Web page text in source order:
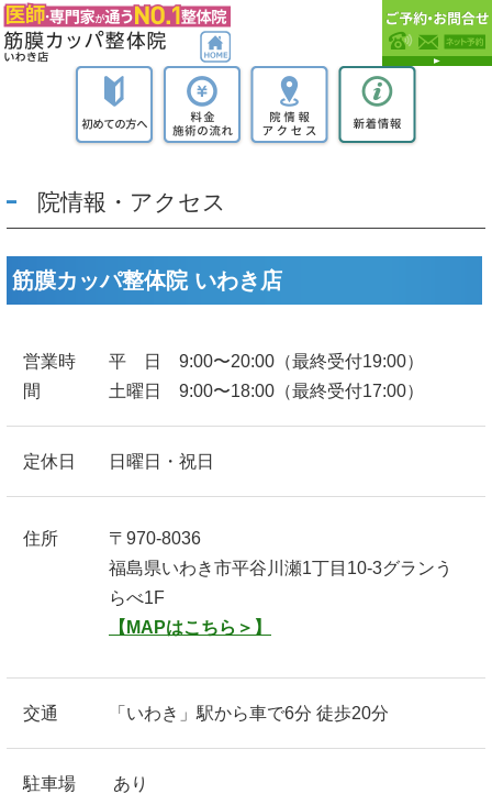
院情報・アクセス
筋膜カッパ整体院 いわき店
営業時
間
平 日 9:00〜20:00（最終受付19:00）
土曜日 9:00〜18:00（最終受付17:00）
定休日 日曜日・祝日
住所
〒970-8036
福島県いわき市平谷川瀬1丁目10-3グランう
らべ1F
【MAPはこちら＞】
交通 「いわき」駅から車で6分 徒歩20分
駐車場 あり